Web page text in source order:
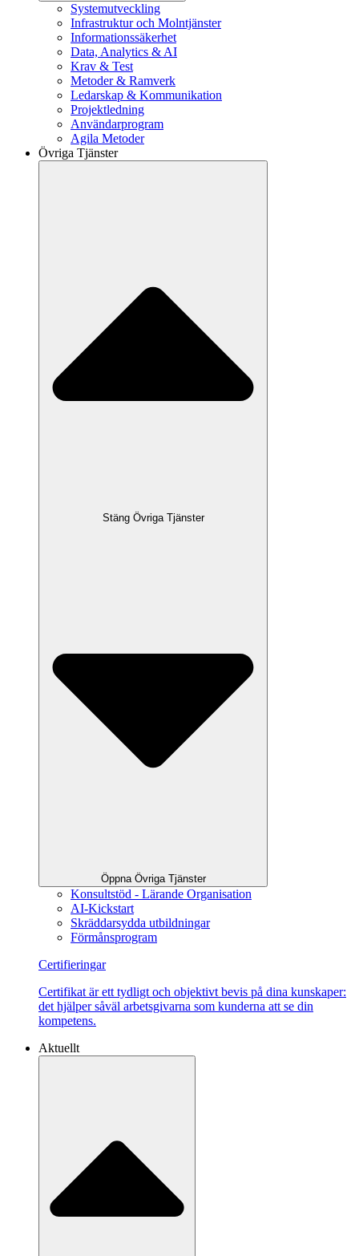
Systemutveckling
Infrastruktur och Molntjänster
Informationssäkerhet
Data, Analytics & AI
Krav & Test
Metoder & Ramverk
Ledarskap & Kommunikation
Projektledning
Användarprogram
Agila Metoder
Övriga Tjänster
Stäng Övriga Tjänster
Öppna Övriga Tjänster
Konsultstöd - Lärande Organisation
AI-Kickstart
Skräddarsydda utbildningar
Förmånsprogram
Certifieringar
Certifikat är ett tydligt och objektivt bevis på dina kunskaper:
det hjälper såväl arbetsgivarna som kunderna att se din
kompetens.
Aktuellt